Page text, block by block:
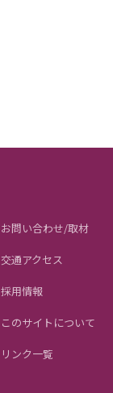
お問い合わせ/取材
交通アクセス
採用情報
このサイトについて
リンク一覧